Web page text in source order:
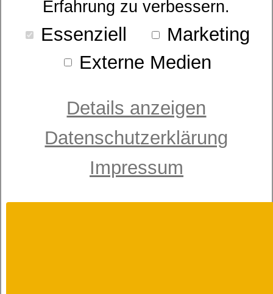
Schaummatratze
dormabell Innova Air S 18 Plus
Erfahrung zu verbessern.
Essenziell
Marketing
Externe Medien
Details anzeigen
Datenschutzerklärung
Impressum